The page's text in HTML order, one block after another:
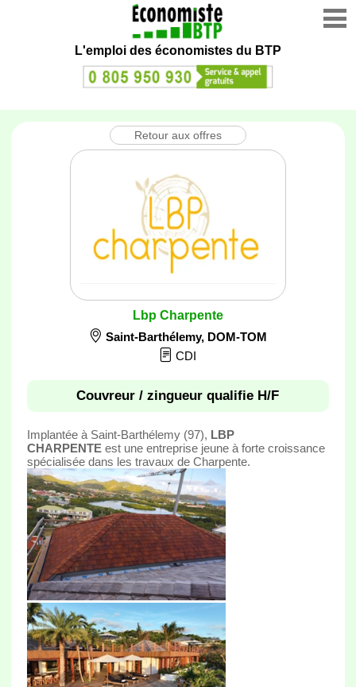
L'emploi des économistes du BTP
Retour aux offres
Lbp Charpente
Saint-Barthélemy, DOM-TOM
CDI
Couvreur / zingueur qualifie H/F
Implantée à Saint-Barthélemy (97), LBP
CHARPENTEest une entreprise jeune à forte croissance
spécialisée dans les travaux de Charpente.